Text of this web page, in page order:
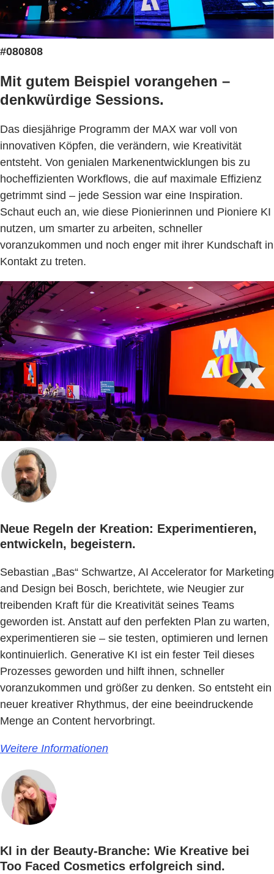
#080808
Mit gutem Beispiel vorangehen –
denkwürdige Sessions.
Das diesjährige Programm der MAX war voll von
innovativen Köpfen, die verändern, wie Kreativität
entsteht. Von genialen Markenentwicklungen bis zu
hocheffizienten Workflows, die auf maximale Effizienz
getrimmt sind – jede Session war eine Inspiration.
Schaut euch an, wie diese Pionierinnen und Pioniere KI
nutzen, um smarter zu arbeiten, schneller
voranzukommen und noch enger mit ihrer Kundschaft in
Kontakt zu treten.
Neue Regeln der Kreation: Experimentieren,
entwickeln, begeistern.
Sebastian „Bas“ Schwartze, AI Accelerator for Marketing
and Design bei Bosch, berichtete, wie Neugier zur
treibenden Kraft für die Kreativität seines Teams
geworden ist. Anstatt auf den perfekten Plan zu warten,
experimentieren sie – sie testen, optimieren und lernen
kontinuierlich. Generative KI ist ein fester Teil dieses
Prozesses geworden und hilft ihnen, schneller
voranzukommen und größer zu denken. So entsteht ein
neuer kreativer Rhythmus, der eine beeindruckende
Menge an Content hervorbringt.
Weitere Informationen
KI in der Beauty-Branche: Wie Kreative bei
Too Faced Cosmetics erfolgreich sind.